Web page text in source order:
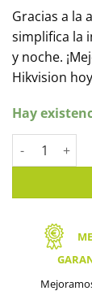
Gracias a la
simplifica la
y noche.
Hikvision
Hay
Cámara